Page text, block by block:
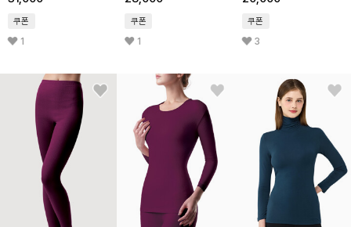
쿠폰
1
쿠폰
1
쿠폰
3